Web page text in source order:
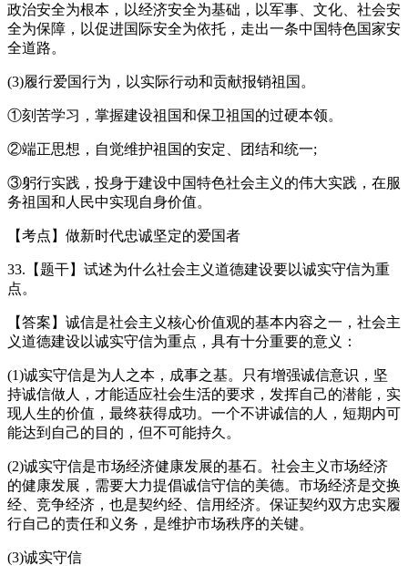
政治安全为根本，以经济安全为基础，以军事、文化、社会安
全为保障，以促进国际安全为依托，走出一条中国特色国家安
全道路。
(3)履行爱国行为，以实际行动和贡献报销祖国。
①刻苦学习，掌握建设祖国和保卫祖国的过硬本领。
②端正思想，自觉维护祖国的安定、团结和统一;
③躬行实践，投身于建设中国特色社会主义的伟大实践，在服
务祖国和人民中实现自身价值。
【考点】做新时代忠诚坚定的爱国者
33.【题干】试述为什么社会主义道德建设要以诚实守信为重
点。
【答案】诚信是社会主义核心价值观的基本内容之一，社会主
义道德建设以诚实守信为重点，具有十分重要的意义：
(1)诚实守信是为人之本，成事之基。只有增强诚信意识，坚
持诚信做人，才能适应社会生活的要求，发挥自己的潜能，实
现人生的价值，最终获得成功。一个不讲诚信的人，短期内可
能达到自己的目的，但不可能持久。
(2)诚实守信是市场经济健康发展的基石。社会主义市场经济
的健康发展，需要大力提倡诚信守信的美德。市场经济是交换
经、竞争经济，也是契约经、信用经济。保证契约双方忠实履
行自己的责任和义务，是维护市场秩序的关键。
(3)诚实守信